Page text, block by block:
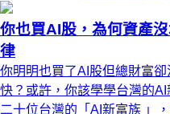
你也買AI股，為何資產
律
你明明也買了AI股但總財富
快？或許，你該學學台灣的
二十位台灣的「AI新富族 」